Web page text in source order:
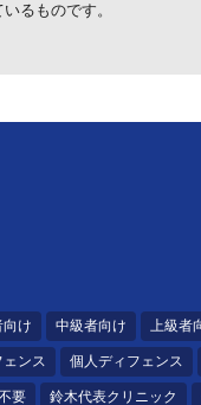
るものです。
向け 中級者向け 上級者
ンス 個人ディフェンス
要 鈴木代表クリニック